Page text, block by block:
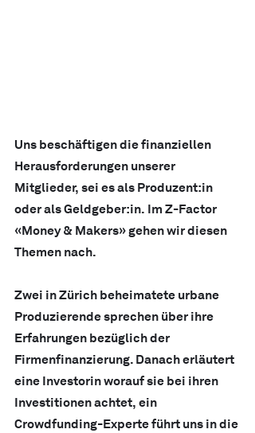
Uns beschäftigen die finanziellen
Herausforderungen unserer
Mitglieder, sei es als Produzent:in
oder als Geldgeber:in. Im Z-Factor
«Money & Makers» gehen wir diesen
Themen nach.
Zwei in Zürich beheimatete urbane
Produzierende sprechen über ihre
Erfahrungen bezüglich der
Firmenfinanzierung. Danach erläutert
eine Investorin worauf sie bei ihren
Investitionen achtet, ein
Crowdfunding-Experte führt uns in die